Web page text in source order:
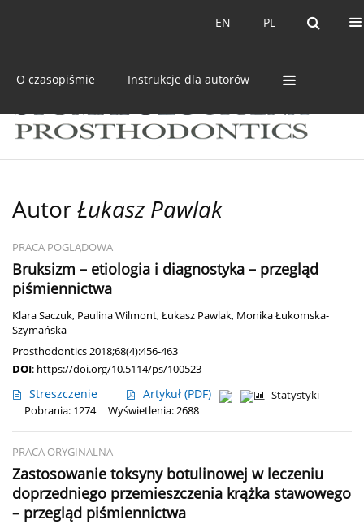
PL
EN PL
EN
O czasopiśmie Instrukcje dla autorów
AutorŁukasz Pawlak
PRACA POGLĄDOWA
Bruksizm – etiologia i diagnostyka – przegląd
piśmiennictwa
Klara Saczuk, Paulina Wilmont,Łukasz Pawlak, Monika Łukomska-
Szymańska
Prosthodontics 2018;68(4):456-463
DOI: https://doi.org/10.5114/ps/100523
Streszczenie Artykuł (PDF)
Statystyki
Pobrania: 1274
Wyświetlenia: 2688
PRACA ORYGINALNA
Zastosowanie toksyny botulinowej w leczeniu
doprzedniego przemieszczenia krążka stawowego
– przegląd piśmiennictwa